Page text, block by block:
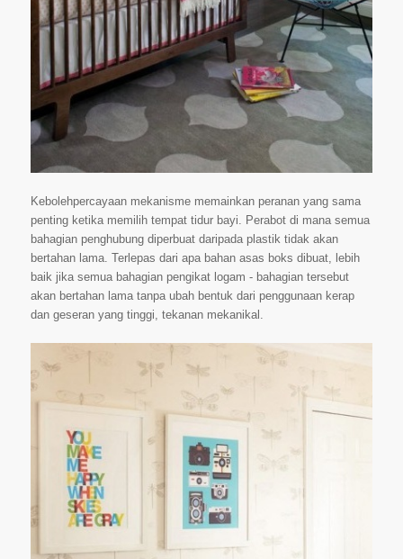
Kebolehpercayaan mekanisme memainkan peranan yang sama
penting ketika memilih tempat tidur bayi. Perabot di mana semua
bahagian penghubung diperbuat daripada plastik tidak akan
bertahan lama. Terlepas dari apa bahan asas boks dibuat, lebih
baik jika semua bahagian pengikat logam - bahagian tersebut
akan bertahan lama tanpa ubah bentuk dari penggunaan kerap
dan geseran yang tinggi, tekanan mekanikal.